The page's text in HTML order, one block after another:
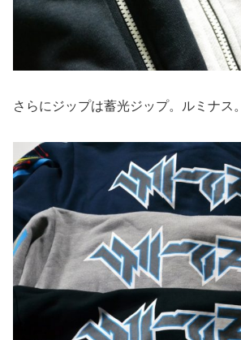
さらにジップは蓄光ジップ。ルミナス。